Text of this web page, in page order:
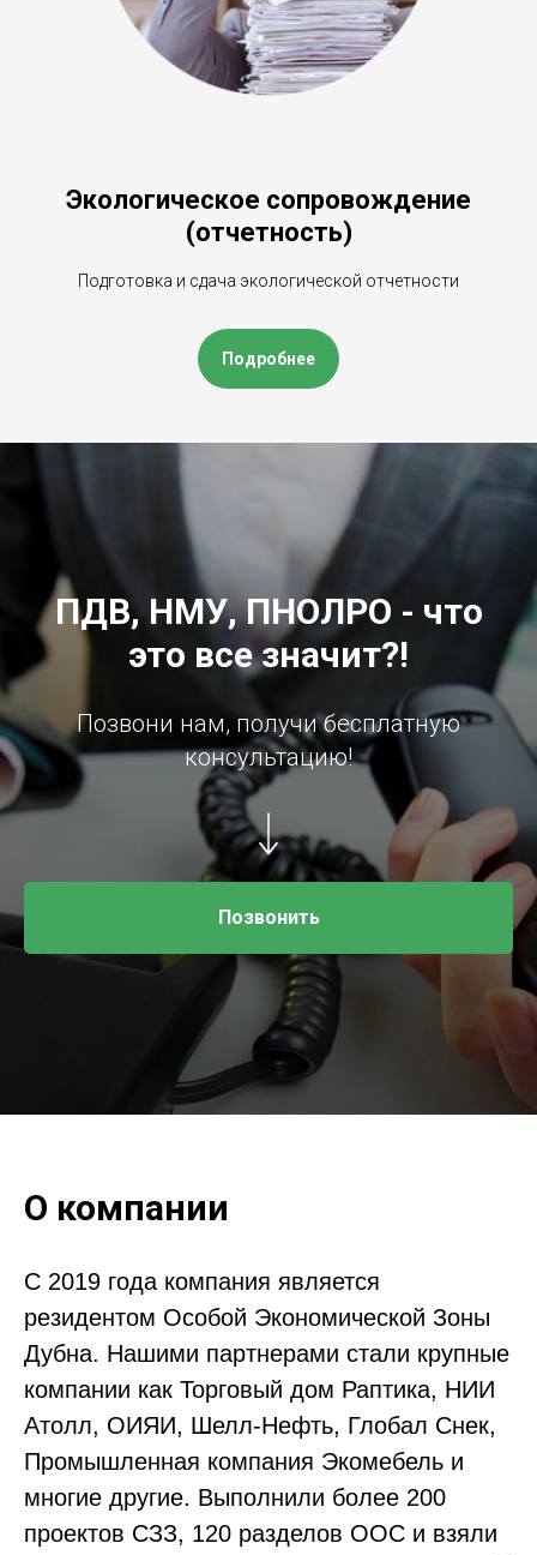
Экологическое сопровождение
(отчетность)
Подготовка и сдача экологической отчетности
Подробнее
ПДВ, НМУ, ПНОЛРО - что
это все значит?!
Позвони нам, получи бесплатную
консультацию!
Позвонить
О компании
С 2019 года компания является
резидентом Особой Экономической Зоны
Дубна. Нашими партнерами стали крупные
компании как Торговый дом Раптика, НИИ
Атолл, ОИЯИ, Шелл-Нефть, Глобал Снек,
Промышленная компания Экомебель и
многие другие. Выполнили более 200
проектов СЗЗ, 120 разделов ООС и взяли